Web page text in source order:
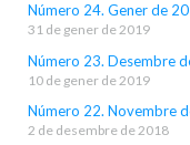
Número 24. Gener de
31 de gener de 2019
Número 23. Desembre
10 de gener de 2019
Número 22. Novembre
2 de desembre de 2018